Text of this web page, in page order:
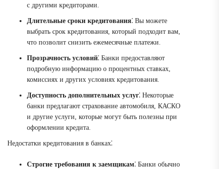
с другими кредиторами.
Длительные сроки кредитования⁚ Вы можете
выбрать срок кредитования, который подходит вам,
что позволит снизить ежемесячные платежи.
Прозрачность условий⁚ Банки предоставляют
подробную информацию о процентных ставках,
комиссиях и других условиях кредитования.
Доступность дополнительных услуг⁚ Некоторые
банки предлагают страхование автомобиля, КАСКО
и другие услуги, которые могут быть полезны при
оформлении кредита.
Недостатки кредитования в банках⁚
Строгие требования к заемщикам⁚ Банки обычно